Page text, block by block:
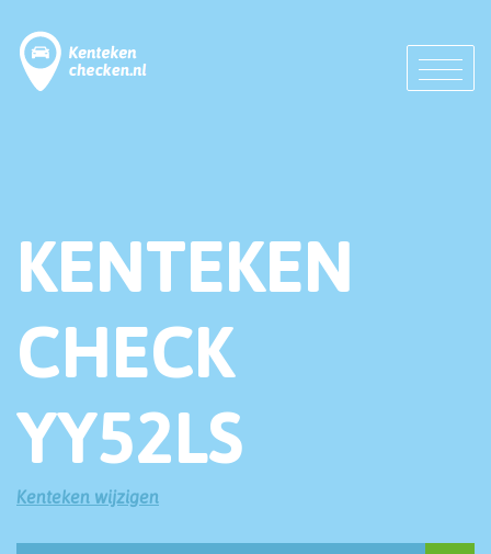
KENTEKEN
CHECK
YY52LS
Kenteken wijzigen